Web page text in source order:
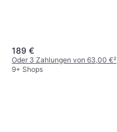
189 €
Oder 3 Zahlungen von 63,00 €²
9+ Shops